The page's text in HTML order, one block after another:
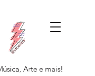
Arte e mais!